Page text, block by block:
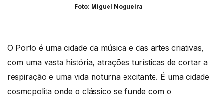
Foto: Miguel Nogueira
O Porto é uma cidade da música e das artes criativas,
com uma vasta história, atrações turísticas de cortar a
respiração e uma vida noturna excitante. É uma cidade
cosmopolita onde o clássico se funde com o